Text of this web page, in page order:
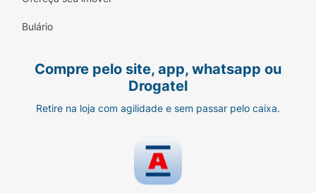
Bulário
Compre pelo site, app, whatsapp ou
Drogatel
Retire na loja com agilidade e sem passar pelo caixa.